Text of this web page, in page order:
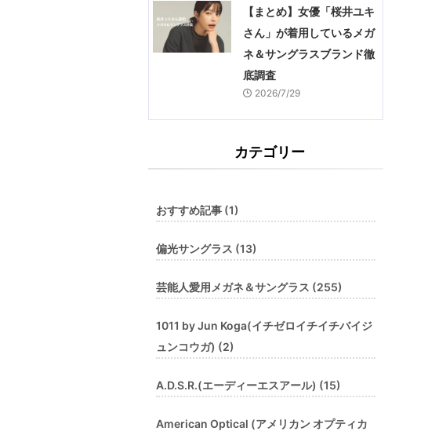
【まとめ】女優「桜井ユキ
さん」が着用しているメガ
ネ＆サングラスブランド徹
底調査
2026/7/29
カテゴリー
おすすめ記事 (1)
偏光サングラス (13)
芸能人愛用メガネ＆サングラス (255)
1011 by Jun Koga(イチゼロイチイチバイジ
ュンコウガ) (2)
A.D.S.R.(エーディーエスアール) (15)
American Optical (アメリカン オプティカ